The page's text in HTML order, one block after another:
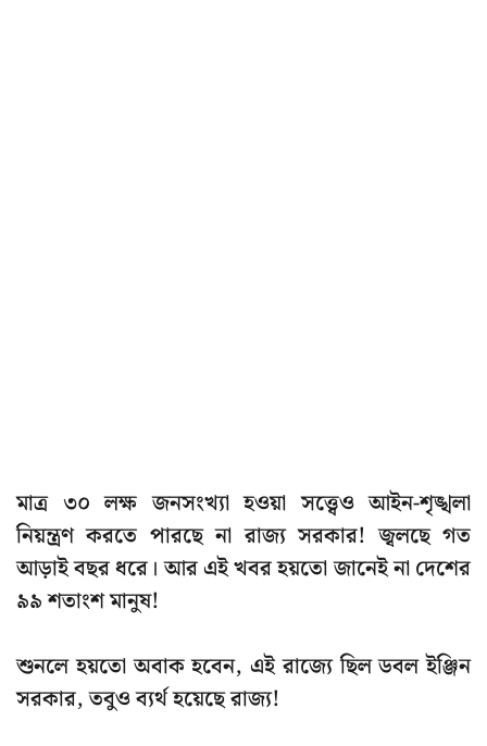
মাত্র ৩০ লক্ষ জনসংখ্যা হওয়া সত্ত্বেও আইন-শৃঙ্খলা
নিয়ন্ত্রণ করতে পারছে না রাজ্য সরকার! জ্বলছে গত
আড়াই বছর ধরে। আর এই খবর হয়তো জানেই না দেশের
৯৯ শতাংশ মানুষ!
শুনলে হয়তো অবাক হবেন, এই রাজ্যে ছিল ডবল ইঞ্জিন
সরকার, তবুও ব্যর্থ হয়েছে রাজ্য!